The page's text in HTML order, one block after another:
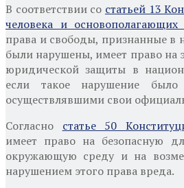
В соответствии со статьей 13
человека и основополагающих
права и свободы, признанные в
были нарушены, имеет право на
юридической защиты в
если такое нарушение
осуществлявшими свои
Согласно статье 50
имеет право на безопасную
окружающую среду и на
нарушением этого права вреда.